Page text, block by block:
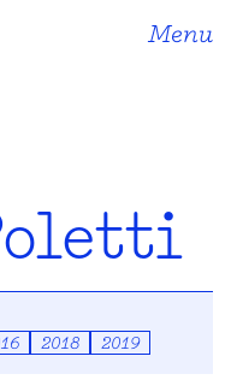
Menu
2018 2019